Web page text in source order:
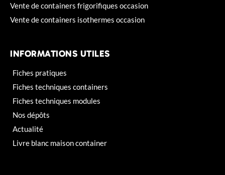
Vente de containers frigorifiques occasion
Vente de containers isothermes occasion
INFORMATIONS UTILES
Fiches pratiques
Fiches techniques containers
Fiches techniques modules
Nos dépôts
Actualité
Livre blanc maison container